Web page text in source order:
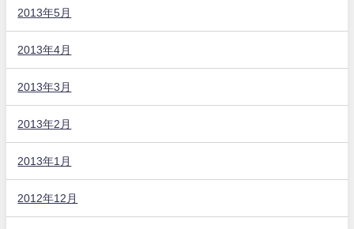
2013年5月
2013年4月
2013年3月
2013年2月
2013年1月
2012年12月